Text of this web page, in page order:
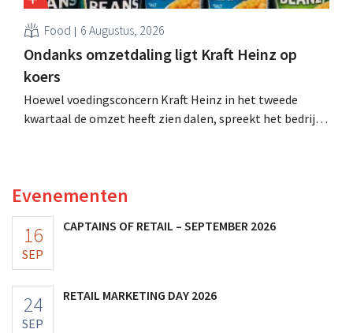
Food 6 Augustus, 2026
Ondanks omzetdaling ligt Kraft Heinz op
koers
Hoewel voedingsconcern Kraft Heinz in het tweede
kwartaal de omzet heeft zien dalen, spreekt het bedrijf
Evenementen
16
SEP
CAPTAINS OF RETAIL – SEPTEMBER 2026
24
SEP
RETAIL MARKETING DAY 2026